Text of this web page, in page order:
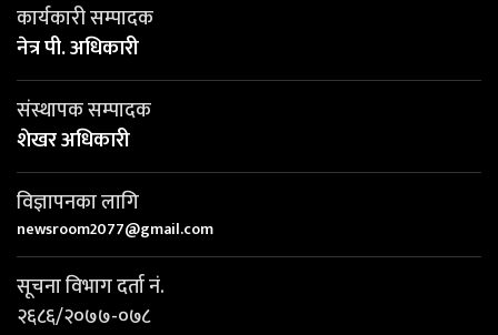
कार्यकारी सम्पादक
नेत्र पी. अधिकारी
संस्थापक सम्पादक
शेखर अधिकारी
विज्ञापनका लागि
newsroom2077@gmail.com
सूचना विभाग दर्ता नं.
२६८६/२०७७-०७८